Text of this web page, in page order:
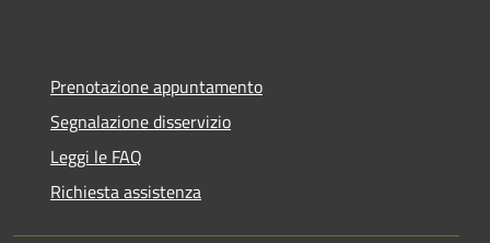
Prenotazione appuntamento
Segnalazione disservizio
Leggi le FAQ
Richiesta assistenza